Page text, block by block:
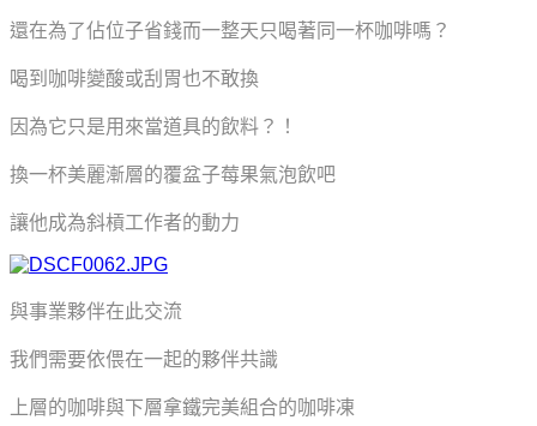
還在為了佔位子省錢而一整天只喝著同一杯咖啡嗎？
喝到咖啡變酸或刮胃也不敢換
因為它只是用來當道具的飲料？！
換一杯美麗漸層的覆盆子莓果氣泡飲吧
讓他成為斜槓工作者的動力
與事業夥伴在此交流
我們需要依偎在一起的夥伴共識
上層的咖啡與下層拿鐵完美組合的咖啡凍